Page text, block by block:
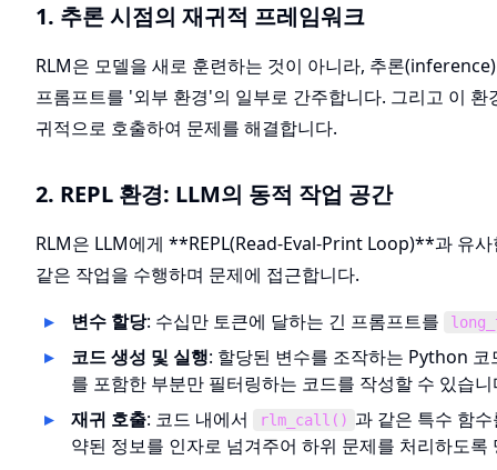
1. 추론 시점의 재귀적 프레임워크
RLM은 모델을 새로 훈련하는 것이 아니라, 추론
프롬프트를 '외부 환경'의 일부로 간주합니다. 그리고 이
귀적으로 호출하여 문제를 해결합니다.
2. REPL 환경: LLM의 동적 작업 공간
RLM은 LLM에게 **REPL(Read-Eval-Print Loop)**과 유
같은 작업을 수행하며 문제에 접근합니다.
변수 할당: 수십만 토큰에 달하는 긴 프롬프트를
코드 생성 및 실행: 할당된 변수를 조작하는 Python
를 포함한 부분만 필터링하는 코드를 작성할 수 있습니
재귀 호출: 코드 내에서 rlm_call() 과 같은 특수 함
약된 정보를 인자로 넘겨주어 하위 문제를 처리하도록